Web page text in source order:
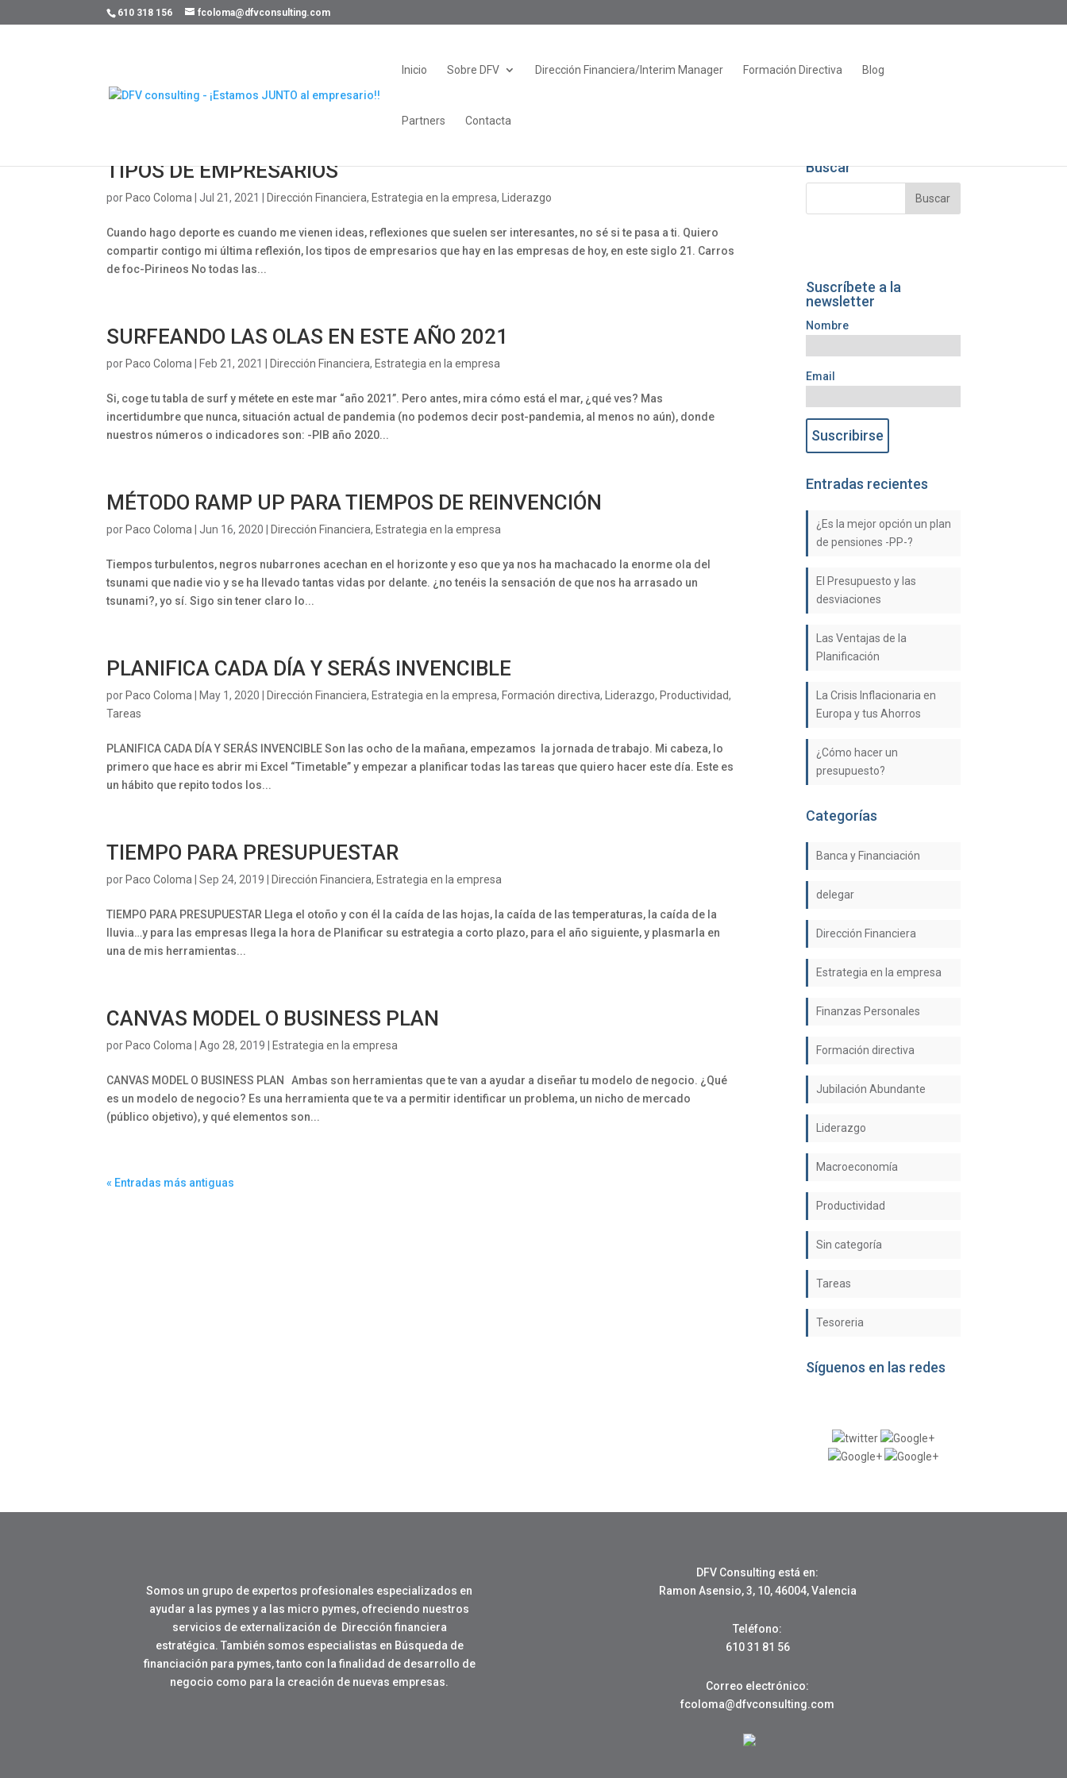
610 318 156 fcoloma@dfvconsulting.com
Inicio Sobre DFV Dirección Financiera/Interim Manager Formación Directiva Blog
Partners Contacta
TIPOS DE EMPRESARIOS
por Paco Coloma Jul 21, 2021 Dirección Financiera, Estrategia en la empresa, Liderazgo
Cuando hago deporte es cuando me vienen ideas, reflexiones que suelen ser interesantes, no sé si te pasa a ti. Quiero
compartir contigo mi última reflexión, los tipos de empresarios que hay en las empresas de hoy, en este siglo 21. Carros
de foc-Pirineos No todas las...
SURFEANDO LAS OLAS EN ESTE AÑO 2021
por Paco Coloma Feb 21, 2021 Dirección Financiera, Estrategia en la empresa
Si, coge tu tabla de surf y métete en este mar “año 2021”. Pero antes, mira cómo está el mar, ¿qué ves? Mas
incertidumbre que nunca, situación actual de pandemia (no podemos decir post-pandemia, al menos no aún), donde
nuestros números o indicadores son: -PIB año 2020...
MÉTODO RAMP UP PARA TIEMPOS DE REINVENCIÓN
por Paco Coloma Jun 16, 2020 Dirección Financiera, Estrategia en la empresa
Tiempos turbulentos, negros nubarrones acechan en el horizonte y eso que ya nos ha machacado la enorme ola del
tsunami que nadie vio y se ha llevado tantas vidas por delante. ¿no tenéis la sensación de que nos ha arrasado un
tsunami?, yo sí. Sigo sin tener claro lo...
PLANIFICA CADA DÍA Y SERÁS INVENCIBLE
por Paco Coloma May 1, 2020 Dirección Financiera, Estrategia en la empresa, Formación directiva, Liderazgo, Productividad,
Tareas
PLANIFICA CADA DÍA Y SERÁS INVENCIBLE Son las ocho de la mañana, empezamos la jornada de trabajo. Mi cabeza, lo
primero que hace es abrir mi Excel “Timetable” y empezar a planificar todas las tareas que quiero hacer este día. Este es
un hábito que repito todos los...
TIEMPO PARA PRESUPUESTAR
por Paco Coloma |Sep 24, 2019 Dirección Financiera, Estrategia en la empresa
TIEMPO PARA PRESUPUESTAR Llega el otoño y con él la caída de las hojas, la caída de las temperaturas, la caída de la
lluvia…y para las empresas llega la hora de Planificar su estrategia a corto plazo, para el año siguiente, y plasmarla en
una de mis herramientas...
CANVAS MODEL O BUSINESS PLAN
por Paco Coloma |Ago 28, 2019 Estrategia en la empresa
CANVAS MODEL O BUSINESS PLAN Ambas son herramientas que te van a ayudar a diseñar tu modelo de negocio. ¿Qué
es un modelo de negocio? Es una herramienta que te va a permitir identificar un problema, un nicho de mercado
(público objetivo), y qué elementos son...
« Entradas más antiguas
Buscar
Suscríbete a la
newsletter
Nombre
Email
Entradas recientes
¿Es la mejor opción un plan
de pensiones -PP-?
El Presupuesto y las
desviaciones
Las Ventajas de la
Planificación
La Crisis Inflacionaria en
Europa y tus Ahorros
¿Cómo hacer un
presupuesto?
Categorías
Banca y Financiación
delegar
Dirección Financiera
Estrategia en la empresa
Finanzas Personales
Formación directiva
Jubilación Abundante
Liderazgo
Macroeconomía
Productividad
Sin categoría
Tareas
Tesoreria
Síguenos en las redes
Somos un grupo de expertos profesionales especializados en
ayudar a las pymes y a las micro pymes, ofreciendo nuestros
servicios de externalización de Dirección financiera
estratégica. También somos especialistas en Búsqueda de
financiación para pymes, tanto con la finalidad de desarrollo de
negocio como para la creación de nuevas empresas.
DFV Consulting está en:
Ramon Asensio, 3, 10, 46004, Valencia
Teléfono:
610 31 81 56
Correo electrónico:
fcoloma@dfvconsulting.com